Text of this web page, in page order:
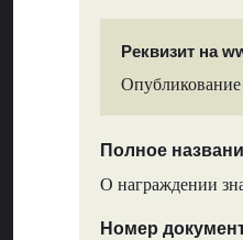
Реквизит на
Полное
О награждении
Номер